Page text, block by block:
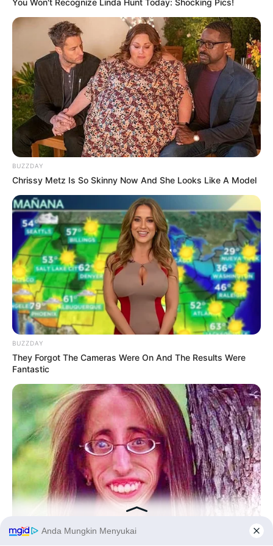
10 Desain Kanopi Tempat
Tidur, Serasa Beristirahat di
Kamar Raja
Tampil Lebih Modern, 7 Potret
Hasil Renovasi Rumah Berusia
90 Tahun
You Won't Recognize Linda Hunt Today: Shocking Pics!
BUZZDAY
Chrissy Metz Is So Skinny Now And She Looks Like A Model
BUZZDAY
They Forgot The Cameras Were On And The Results Were
Fantastic
BUZZDAY